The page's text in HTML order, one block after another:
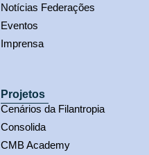
Notícias Federações
Eventos
Imprensa
Projetos
Cenários da Filantropia
Consolida
CMB Academy